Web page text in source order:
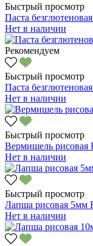
Быстрый просмотр
Паста
Нет в наличии
Рекомендуем
Быстрый просмотр
Паста
Нет в наличии
Быстрый просмотр
Вермишель рисовая
Нет в наличии
Быстрый просмотр
Лапша рисовая 5мм
Нет в наличии